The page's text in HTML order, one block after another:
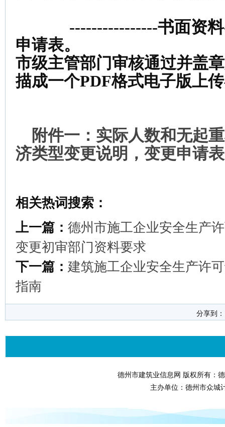
----------------书面资
申请表。
市级主管部门审核通过并盖
描成一个PDF格式电子版上
附件一：实际人数和无起
济类型变更说明，变更申请
相关热词搜索：
上一篇： 德州市施工企业安全生产
变更初审部门资料要求
下一篇： 建筑施工企业安全生产许
指南
分享到
德州市建筑业信息网 版权所有：
主办单位：德州市众城